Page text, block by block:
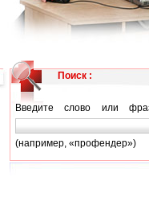
Поиск :
Введите слово или
(например, «профендер»)